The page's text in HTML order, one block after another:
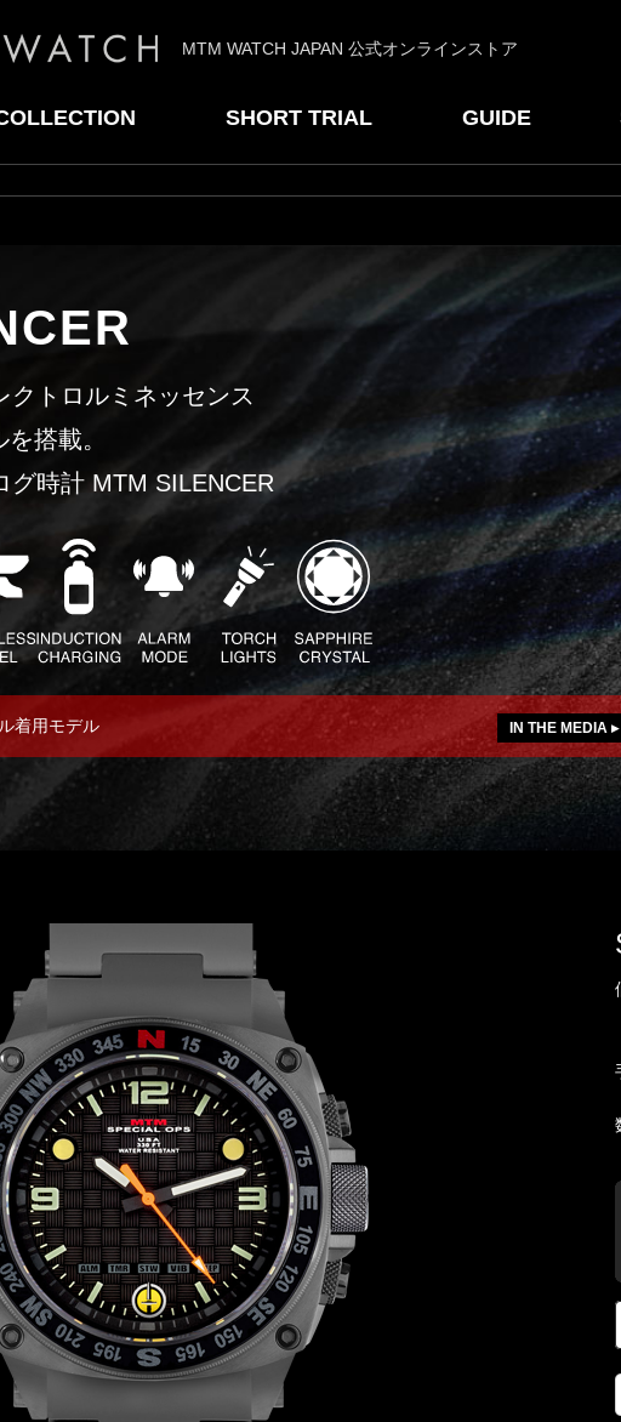
MTM WATCH JAPAN 公式オンラインストア
SHORT TRIAL GUIDE
クトロルミネッセンス
搭載。
グ時計 MTM SILENCER
着用モデル IN THE MEDIA ▸